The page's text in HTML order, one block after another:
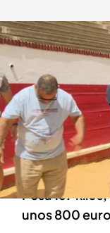
Consigue partir nueve
Laura Ceballo
17 DIC 2024 -
Su nombre es
récord
minuto
Pesa 157
unos 800